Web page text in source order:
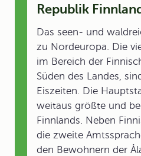
Republik
Das seen- und
zu Nordeuropa. Die
im Bereich der
Süden des Landes,
Eiszeiten. Die
weitaus größte und
Finnlands. Neben
die zweite
den Bewohnern der